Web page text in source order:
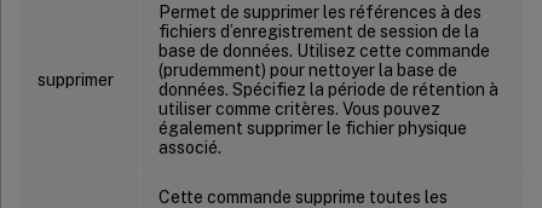
supprimer
Permet de supprimer les références à des
fichiers d’enregistrement de session de la
base de données. Utilisez cette commande
(prudemment) pour nettoyer la base de
données. Spécifiez la période de rétention à
utiliser comme critères. Vous pouvez
également supprimer le fichier physique
associé.
Cette commande supprime toutes les